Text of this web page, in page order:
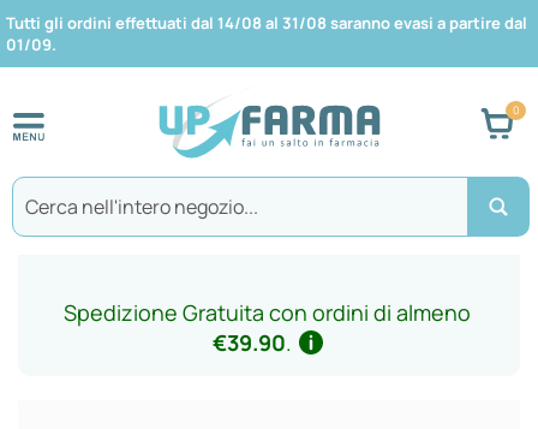
Tutti gli ordini effettuati dal 14/08 al 31/08 saranno evasi a partire dal
01/09.
Spedizione Gratuita con ordini di almeno
€39.90.